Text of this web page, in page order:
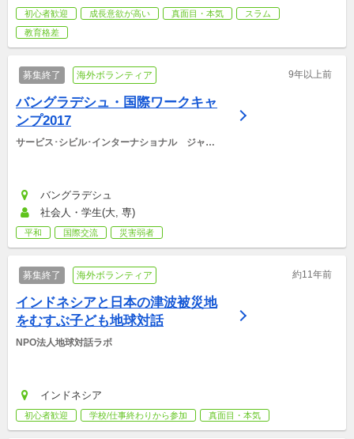
初心者歓迎 成長意欲が高い 真面目・本気
スラム
教育格差
募集終了 海外ボランティア 9年以上前
バングラデシュ・国際ワークキャ
ンプ2017
サービス･シビル･インターナショナル　ジャパ
バングラデシュ
社会人・学生(大, 専)
平和 国際交流 災害弱者
募集終了 海外ボランティア 約11年前
インドネシアと日本の津波被災地
をむすぶ子ども地球対話
NPO法人地球対話ラボ
インドネシア
初心者歓迎 学校/仕事終わりから参加 真面目・本気